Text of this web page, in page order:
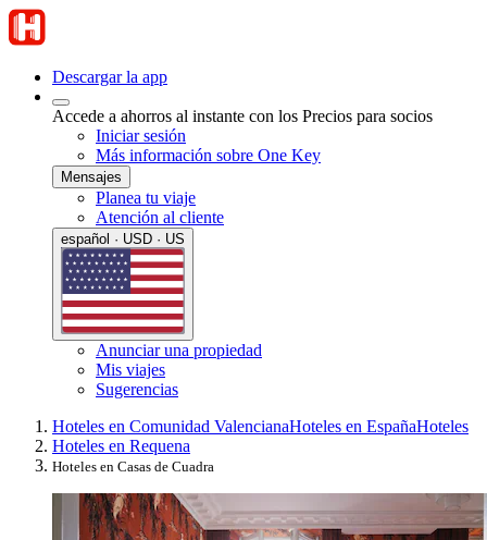
Descargar la app
Accede a ahorros al instante con los Precios para socios
Iniciar sesión
Más información sobre One Key
Mensajes
Planea tu viaje
Atención al cliente
español · USD · US
Anunciar una propiedad
Mis viajes
Sugerencias
Hoteles en Comunidad ValencianaHoteles en EspañaHoteles
Hoteles en Requena
Hoteles en Casas de Cuadra